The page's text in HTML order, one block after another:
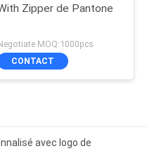
Zipper de Pantone
MOQ:1000pcs
CONTACT
avec logo de